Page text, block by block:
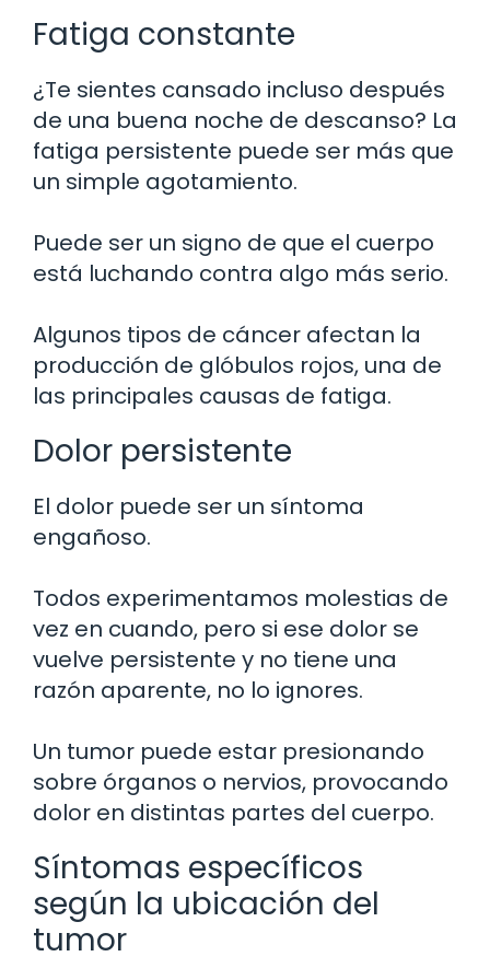
Fatiga constante
¿Te sientes cansado incluso después
de una buena noche de descanso? La
fatiga persistente puede ser más que
un simple agotamiento.
Puede ser un signo de que el cuerpo
está luchando contra algo más serio.
Algunos tipos de cáncer afectan la
producción de glóbulos rojos, una de
las principales causas de fatiga.
Dolor persistente
El dolor puede ser un síntoma
engañoso.
Todos experimentamos molestias de
vez en cuando, pero si ese dolor se
vuelve persistente y no tiene una
razón aparente, no lo ignores.
Un tumor puede estar presionando
sobre órganos o nervios, provocando
dolor en distintas partes del cuerpo.
Síntomas específicos
según la ubicación del
tumor